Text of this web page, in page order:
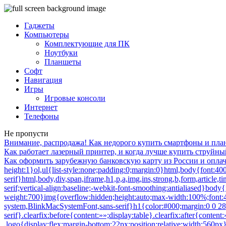
Гаджеты
Компьютеры
Комплектующие для ПК
Ноутбуки
Планшеты
Софт
Навигация
Игры
Игровые консоли
Интернет
Телефоны
Не пропусти
Внимание, распродажа! Как недорого купить смартфоны и
Как работает лазерный принтер, и когда лучше купить
Как оформить зарубежную банковскую карту из России и оплачивать ChatGPT, App Store, Google Play и другие сервисы — Hi-News.ru»>/**/ article{display:block}body{font-size:14px;line-height:1}ol,ul{list-style:none;padding:0;margin:0}html,body{font:400 -apple-system,BlinkMacSystemFont,sans-serif}html,body,div,span,iframe,h1,p,a,img,ins,strong,b,form,article,time{margin:0;padding:0;border:0;font-size:100%;-webkit-text-size-adjust:100%;font-family:-apple-system,BlinkMacSystemFont,sans-serif;vertical-align:baseline;-webkit-font-smoothing:antialiased}body{font-size:14px;line-height:1;min-width:1124px}ol,ul{list-style:none;padding:0;margin:0}b,strong{font-weight:700}img{overflow:hidden;height:auto;max-width:100%;font:400 10px -apple-system,BlinkMacSystemFont,sans-serif}p{color:#000;margin-bottom:15px;font:400 20px/1.5 -apple-system,BlinkMacSystemFont,sans-serif}h1{color:#000;margin:0 0 28px 0;font:700 54px/1 -apple-system,BlinkMacSystemFont,sans-serif}.clearfix:before{content:»»;display:table}.clearfix:after{content:»»;display:table;clear:both}#page{position:relative;width:1090px;margin:0 auto;padding:0 20px}#header{margin:20px auto 0}#header .logo{display:flex;margin-bottom:22px;position:relative;width:560px}.logo-icon{margin-right:11px}.logo .icon_logo{font-size:28px;height:1.18em}.logo-link{display:inherit}.logo-name{display:flex;font:32px/1 -apple-system,BlinkMacSystemFont,sans-serif;margin:0}.logo-name-green{color:#48d900;font-weight:600}.logo-name-black{color:#000;font-weight:300}.logo-name-dash{color:#000;margin:0 1px;font-weight:300}a{color:#F50;text-decoration:none;font-weight:500}#header .user{position:absolute;top:6px;right:20px}#header .user.anonymous-user .icon-lock{background:url(/wp-content/themes/101media/img/login.svg) no-repeat;width:18px;height:21px;display:block}#header form{position:absolute;right:60px;top:-2px}#header form input{border:1px solid #eef1f5;border-radius:63px;outline:none;padding:8px 35px 9px 20px;width:216px;-webkit-appearance:none;font:400 16px/19px -apple-system,BlinkMacSystemFont,sans-serif}#header form #searchsubmit{background-image:url(/wp-content/themes/101media/img/search_.svg);background-size:cover;opacity:0.15;border:none;height:15px;padding:0;position:absolute;right:16px;text-indent:-9999px;top:13px;width:15px}.trand{background-color:#000}.menu-trends-container{background-color:#000;padding:20px 35px 18px;border-radius:3px;border-top-left-radius:3px;border-top-right-radius:3px;margin-bottom:10px}.menu-trends-container .trand{height:auto;overflow:hidden;background-color:transparent;background-position:14px center;padding-right:0;width:auto}.menu-trends-container .trand li{display:inline-block;padding:0;height:auto}.menu-trends-container .trand li a{color:#fff;text-decoration:none;display:inline-block;padding-right:20px;font:700 18px/23px -apple-system,BlinkMacSystemFont,sans-serif}#content{width:calc(100% — 340px);float:left;margin-top:5px}#i10foreign{width:calc(100% — 340px)}.item .info{color:#000;margin-top:5px;font:400 15px/24px -apple-system,BlinkMacSystemFont,sans-serif;margin-bottom:10px}.info{position:relative}.breadcrumbs{white-space:nowrap;margin-bottom:10px}.breadcrumbs li{display:inline}.breadcrumbs li+li:before{content:»;position:relative;display:inline-block;border-top:1px solid #CAD1D9;border-right:1px solid